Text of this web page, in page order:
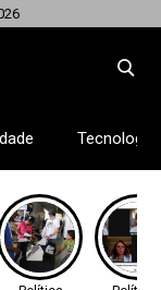
Tecnologia